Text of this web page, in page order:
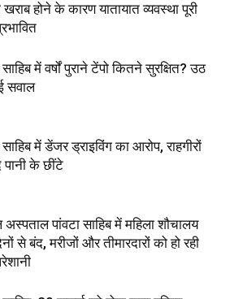
खराब होने के कारण यातायात व्यवस्था पूरी
साहिब में वर्षों पुराने टेंपो कितने सुरक्षित? उठ
सवाल
साहिब में डेंजर ड्राइविंग का आरोप, राहगीरों
पानी के छींटे
अस्पताल पांवटा साहिब में महिला शौचालय
से बंद, मरीजों और तीमारदारों को हो रही